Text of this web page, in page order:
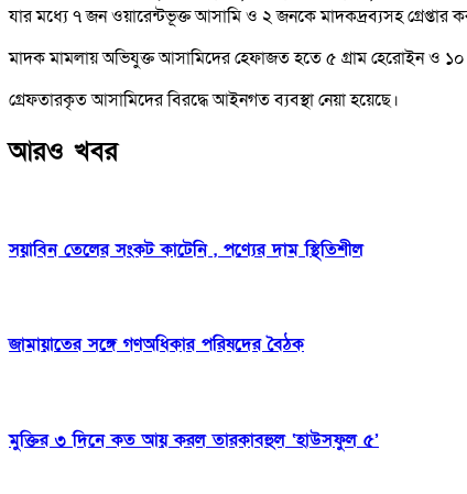
যার মধ্যে ৭ জন ওয়ারেন্টভূক্ত আসামি ও ২ জনকে মাদকদ্রব্যসহ গ্রেপ্তার
মাদক মামলায় অভিযুক্ত আসামিদের হেফাজত হতে ৫ গ্রাম হেরোইন ও ১০
গ্রেফতারকৃত আসামিদের বিরদ্ধে আইনগত ব্যবস্থা নেয়া হয়েছে।
আরও খবর
সয়াবিন তেলের সংকট কাটেনি , পণ্যের দাম স্থিতিশীল
জামায়াতের সঙ্গে গণঅধিকার পরিষদের বৈঠক
মুক্তির ৩ দিনে কত আয় করল তারকাবহুল ‘হাউসফুল ৫’